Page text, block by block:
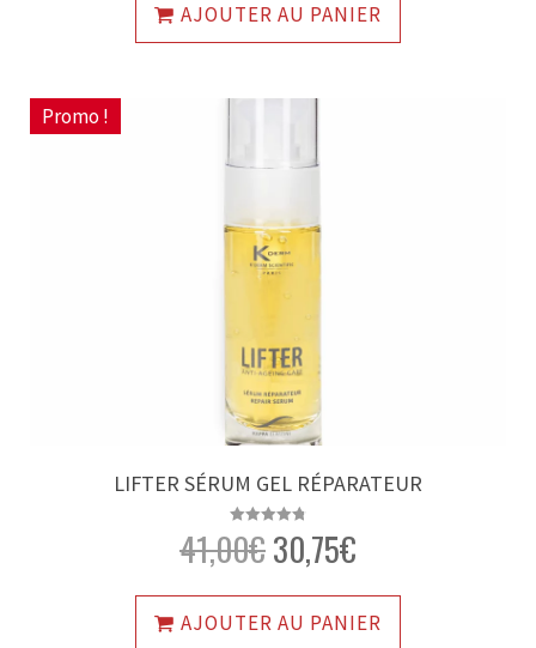
AJOUTER AU PANIER
Promo !
LIFTER SÉRUM GEL RÉPARATEUR
Note
4.85
sur 5
41,00€30,75€
AJOUTER AU PANIER